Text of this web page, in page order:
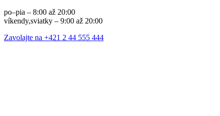
po–pia – 8:00 až 20:00
víkendy,sviatky – 9:00 až 20:00
Zavolajte na +421 2 44 555 444